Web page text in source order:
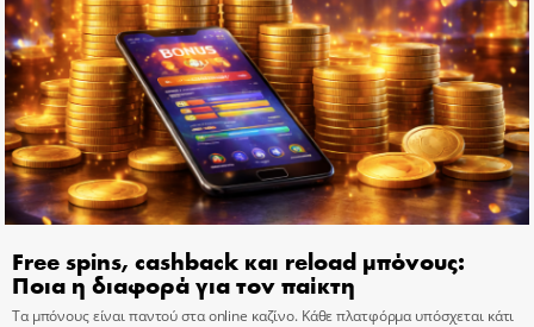
Free spins, cashback και reload μπόνους:
Ποια η διαφορά για τον παίκτη
Τα μπόνους είναι παντού στα online καζίνο. Κάθε πλατφόρμα υπόσχεται κάτι